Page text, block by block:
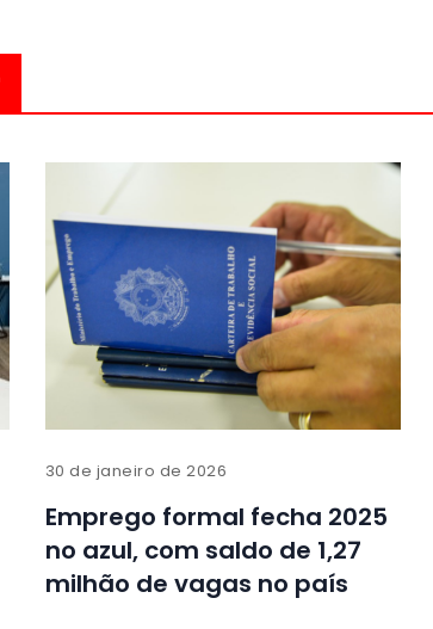
30 de janeiro de 2026
Emprego formal fecha 2025
no azul, com saldo de 1,27
milhão de vagas no país